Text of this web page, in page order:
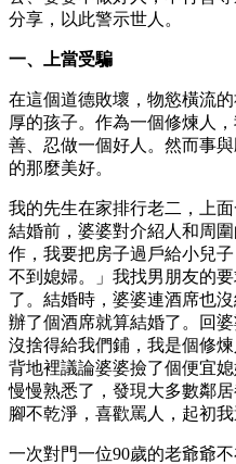
分享，以此警示世人。
一、上當受騙
在這個道德敗壞，物慾橫流
厚的孩子。作為一個修煉人
善、忍做一個好人。然而事
的那麼美好。
我的先生在家排行老二，上
結婚前，婆婆對介紹人和周
作，我要把房子過戶給小兒
不到媳婦。」我找男朋友的
了。結婚時，婆婆連酒席也
辦了個酒席就算結婚了。回
沒捨得給我們鋪，我是個修
背地裡議論婆婆撿了個便宜
慢慢熟悉了，發現大多數鄰
腳不乾淨，喜歡罵人，起初我
一次對門一位90歲的老爺爺